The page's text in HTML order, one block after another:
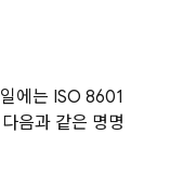
에는 ISO 8601
음과 같은 명명